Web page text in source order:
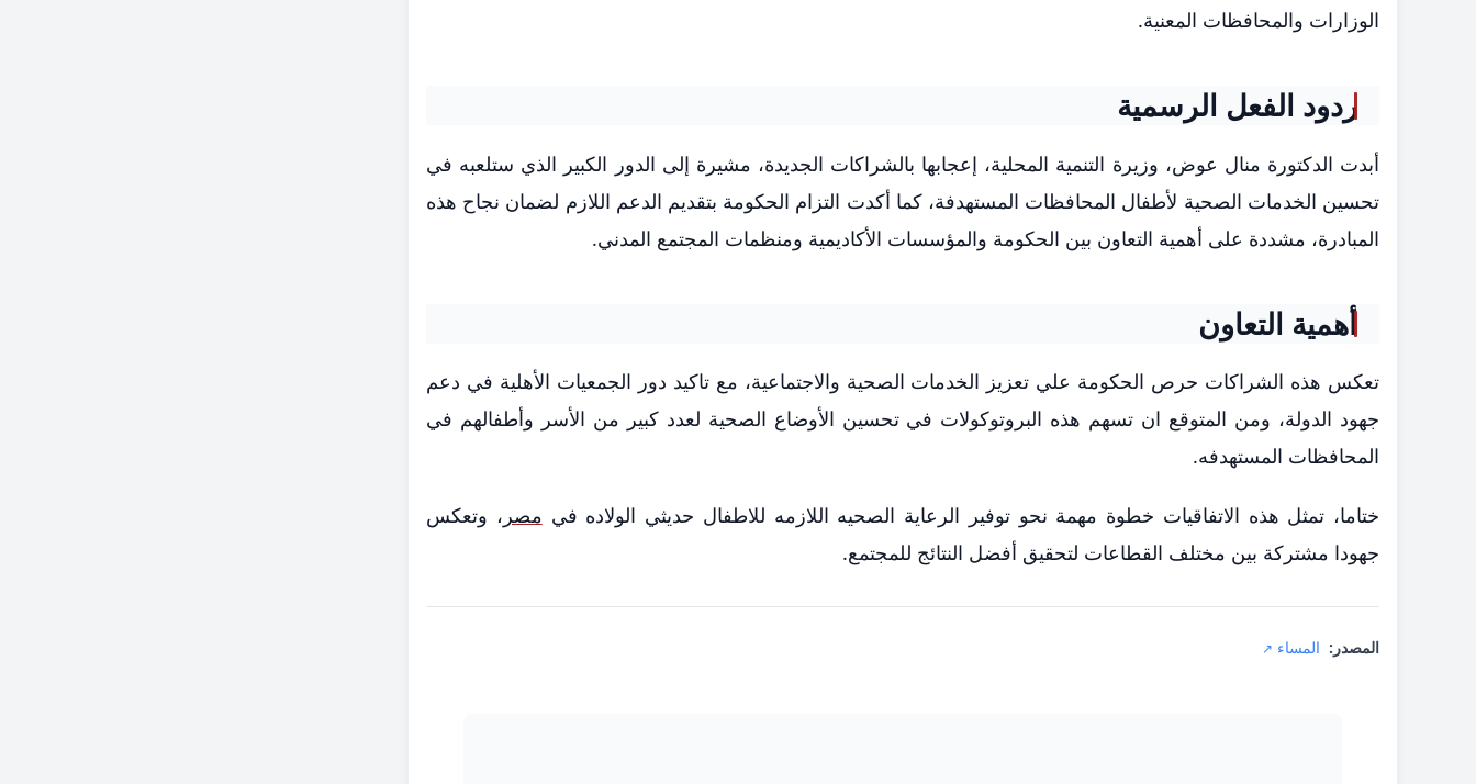
الوزارات والمحافظات المعنية.
ردود الفعل الرسمية
أبدت الدكتورة منال عوض، وزيرة التنمية المحلية، إعجابها بالشراكات الجديدة، مشيرة إلى الدور الكبير الذي ستلعبه في
تحسين الخدمات الصحية لأطفال المحافظات المستهدفة، كما أكدت التزام الحكومة بتقديم الدعم اللازم لضمان نجاح هذه
المبادرة، مشددة على أهمية التعاون بين الحكومة والمؤسسات الأكاديمية ومنظمات المجتمع المدني.
أهمية التعاون
تعكس هذه الشراكات حرص الحكومة علي تعزيز الخدمات الصحية والاجتماعية، مع تاكيد دور الجمعيات الأهلية في دعم
جهود الدولة، ومن المتوقع ان تسهم هذه البروتوكولات في تحسين الأوضاع الصحية لعدد كبير من الأسر وأطفالهم في
المحافظات المستهدفه.
ختاما، تمثل هذه الاتفاقيات خطوة مهمة نحو توفير الرعاية الصحيه اللازمه للاطفال حديثي الولاده في مصر ، وتعكس
جهودا مشتركة بين مختلف القطاعات لتحقيق أفضل النتائج للمجتمع.
المصدر: المساء ↗